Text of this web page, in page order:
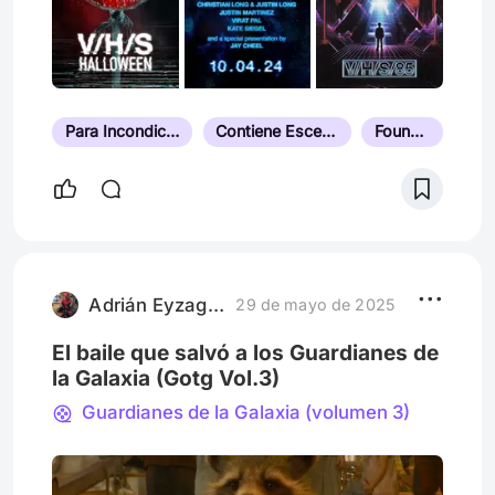
Para Incondicionales del Terror Contiene Escenas Perturbadoras Found Footage
Adrián Eyzaguirre Sagastegui 29 de mayo de 2025
El baile que salvó a los Guardianes de
la Galaxia (Gotg Vol.3)
Guardianes de la Galaxia (volumen 3)